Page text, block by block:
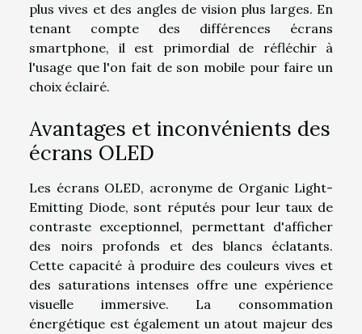
plus vives et des angles de vision plus larges. En
tenant compte des différences écrans
smartphone, il est primordial de réfléchir à
l'usage que l'on fait de son mobile pour faire un
choix éclairé.
Avantages et inconvénients des
écrans OLED
Les écrans OLED, acronyme de Organic Light-
Emitting Diode, sont réputés pour leur taux de
contraste exceptionnel, permettant d'afficher
des noirs profonds et des blancs éclatants.
Cette capacité à produire des couleurs vives et
des saturations intenses offre une expérience
visuelle immersive. La consommation
énergétique est également un atout majeur des